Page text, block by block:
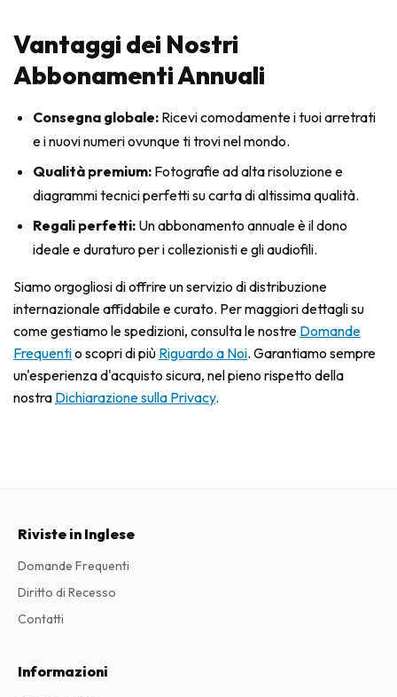
Vantaggi dei Nostri
Abbonamenti Annuali
Consegna globale: Ricevi comodamente i tuoi arretrati
e i nuovi numeri ovunque ti trovi nel mondo.
Qualità premium: Fotografie ad alta risoluzione e
diagrammi tecnici perfetti su carta di altissima qualità.
Regali perfetti: Un abbonamento annuale è il dono
ideale e duraturo per i collezionisti e gli audiofili.
Siamo orgogliosi di offrire un servizio di distribuzione
internazionale affidabile e curato. Per maggiori dettagli su
come gestiamo le spedizioni, consulta le nostre Domande
Frequentio scopri di più Riguardo a Noi. Garantiamo sempre
un'esperienza d'acquisto sicura, nel pieno rispetto della
nostra Dichiarazione sulla Privacy.
Riviste in Inglese
Domande Frequenti
Diritto di Recesso
Contatti
Informazioni